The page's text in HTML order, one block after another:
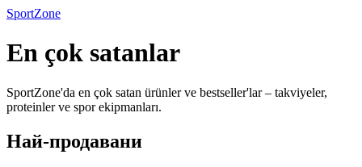
SportZone
En çok satanlar
SportZone'da en çok satan ürünler ve bestseller'lar – takviyeler,
proteinler ve spor ekipmanları.
Най-продавани